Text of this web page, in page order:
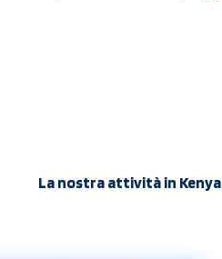
La nostra attività in Kenya